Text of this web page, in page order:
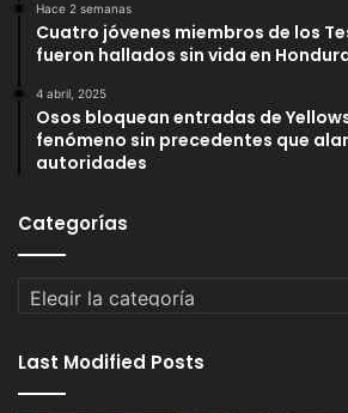
Hace 2 semanas
Cuatro jóvenes miembros de los
fueron hallados sin vida en
4 abril, 2025
Osos bloquean entradas de
fenómeno sin precedentes que
autoridades
Categorías
Categorías
Last Modified Posts